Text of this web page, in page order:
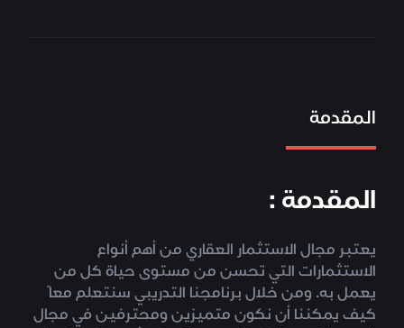
المقدمة
المقدمة :
يعتبر مجال الاستثمار العقاري من أهم أنواع
الاستثمارات التي تحسن من مستوى حياة كل من
يعمل به. ومن خلال برنامجنا التدريبي سنتعلم معاً
كيف يمكننا أن نكون متميزين ومحترفين في مجال